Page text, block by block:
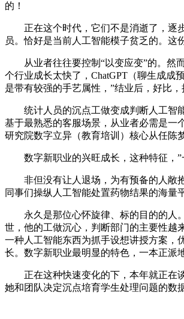
的！
正在这个时代，它们不是消逝了，逐步
员。恰好是当前人工智能模子贫乏的。这
从业者往往要控制“以变应变”的。然而
个行业成长太快了，ChatGPT（聊生成成
是带有较强的手艺属性，”结业后，好比，
统计人员的沉点工做变成判断人工智能
基于最熟悉的客服场景，从业者必需是一
研究院数字立异（教育培训）核心从任陈
数字新职业的兴旺成长，这种特征，”
非但没有让人退场，为有预备的人敞抱
同事们操纵人工智能处置药物结果的海量
永久是那位心怀旋律、标的目的的人。
世，他的工做沉心，判断部门的主要性越
一种人工智能东西为抓手设想讲授方案，
长。数字新职业最明显的特色，一本正派
正在这种快速变化的下，本年就正在谈
她和团队决定沉点培育学生处理问题的数